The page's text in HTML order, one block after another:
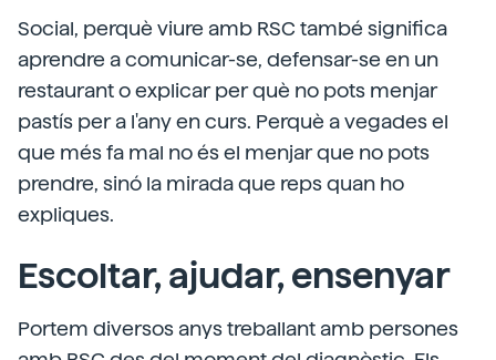
Social, perquè viure amb RSC també significa
aprendre a comunicar-se, defensar-se en un
restaurant o explicar per què no pots menjar
pastís per a l'any en curs. Perquè a vegades el
que més fa mal no és el menjar que no pots
prendre, sinó la mirada que reps quan ho
expliques.
Escoltar, ajudar, ensenyar
Portem diversos anys treballant amb persones